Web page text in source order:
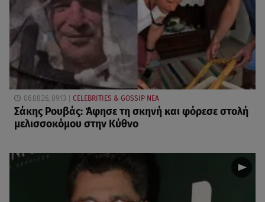
06.08.26, 09:13 CELEBRITIES & GOSSIP ΝΕΑ
Σάκης Ρουβάς: Άφησε τη σκηνή και φόρεσε στολή
μελισσοκόμου στην Κύθνο